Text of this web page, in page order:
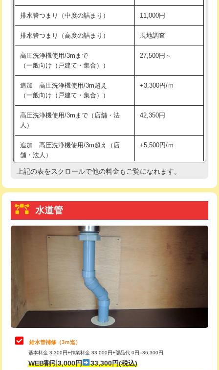
持込商品取付（浄水器・分岐水栓） 16,500円
給水管工事※（ホール加工) 16,500円
給水管工事※（バンド止め) 3,300円
給水管工事※（支持金具設置)
給水管工事※（保温材使用（バンド止
め込み）)
5,500円
給水管工事※（土の掘削・埋め戻し作
業)
11,000円
給水管工事※（塩ビ管（VP・HI）使
用/3ｍまで)
33,000円
給水管工事※（塩ビ管（VP・HI）使
+8,800円
給水管工事※（ライニング鋼管・銅
管・ポリ管・HT管使用/3ｍまで)
給水管工事※（ライニング鋼管・銅
管・ポリ管・HT管使用/3ｍ超え)
排水管工事（土の掘削・埋め戻し作
11,000円~
排水管工事（排水管工事/3ｍまで） 55,000円
排水管工事（追加 排水管工事/3ｍ超
マス交換（土の掘削・埋め戻し作業）
マス交換（深さ50㎝未満）
排水管つまり（中度の詰まり） 11,000円
排水管つまり（高度の詰まり） 現地調査
高圧洗浄機使用/3mまで
（一般向け（戸建て・集合））
27,500円～
追加 高圧洗浄機使用/3m超え
（一般向け（戸建て・集合））
+3,300円/ｍ
高圧洗浄機使用/3mまで（店舗・法
人）
42,350円
追加 高圧洗浄機使用/3m超え（店
舗・法人）
+5,500円/ｍ
高度高圧洗浄換 現地調査
トーラー機使用/3mまで
追加トーラー機使用/3m超え
8,800円
止水・漏水調査・防水処理・清掃・修
理・調整・分解・加工など（軽作業）
11,000円
止水・漏水調査・防水処理・清掃・修
理・調整・分解・加工など（中作業）
止水・漏水調査・防水処理・清掃・修
理・調整・分解・加工など（重作業）
33,000円
上記の表をスクロールで他の料金もご覧になれます。
水道管
給水管補修（3ｍ迄）
基本料金 3,300円+作業料金 33,000円+部品代 0円=36,300円
WEB割引3,000円 33,300円(税込)